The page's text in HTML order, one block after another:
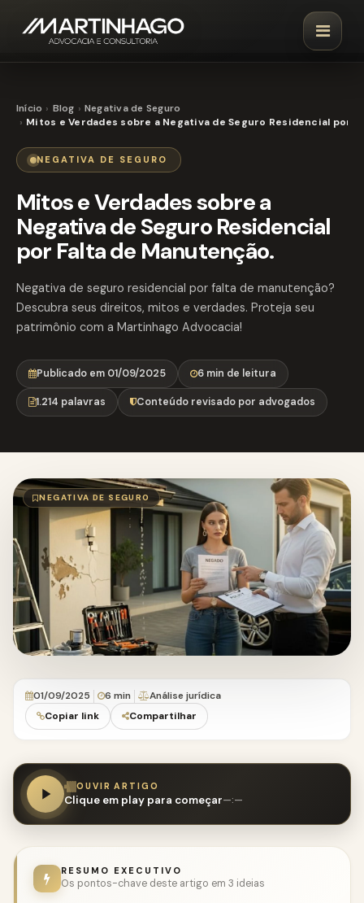
Início Blog
Negativa de Seguro
Mitos e Verdades sobre a Negativa de Seguro Residencial por
NEGATIVA DE SEGURO
Mitos e Verdades sobre a
Negativa de Seguro Residencial
por Falta de Manutenção.
Negativa de seguro residencial por falta de manutenção?
Descubra seus direitos, mitos e verdades. Proteja seu
patrimônio com a Martinhago Advocacia!
Publicado em 01/09/2025 6 min de leitura
1.214 palavras Conteúdo revisado por advogados
NEGATIVA DE SEGURO
01/09/2025 6 min
Análise jurídica
Copiar link
Compartilhar
OUVIR ARTIGO
Clique em play para começar—:—
RESUMO EXECUTIVO
Os pontos-chave deste artigo em 3 ideias